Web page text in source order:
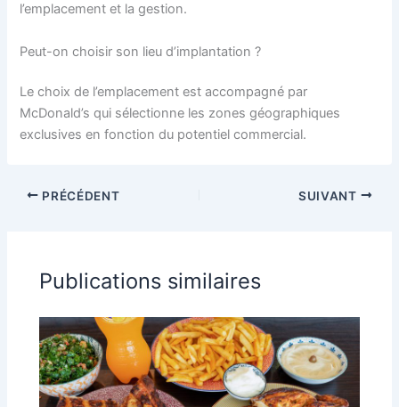
l’emplacement et la gestion.
Peut-on choisir son lieu d’implantation ?
Le choix de l’emplacement est accompagné par
McDonald’s qui sélectionne les zones géographiques
exclusives en fonction du potentiel commercial.
PRÉCÉDENT SUIVANT
Publications similaires